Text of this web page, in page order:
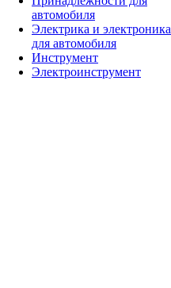
автомобиля
Электрика и электроника
для автомобиля
Инструмент
Электроинструмент